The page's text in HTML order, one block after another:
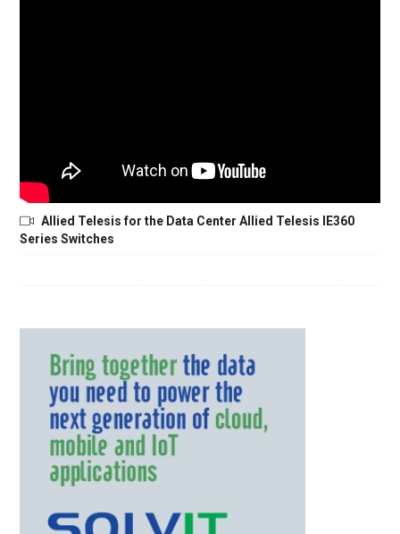
Allied Telesis for the Data Center Allied Telesis IE360
Series Switches